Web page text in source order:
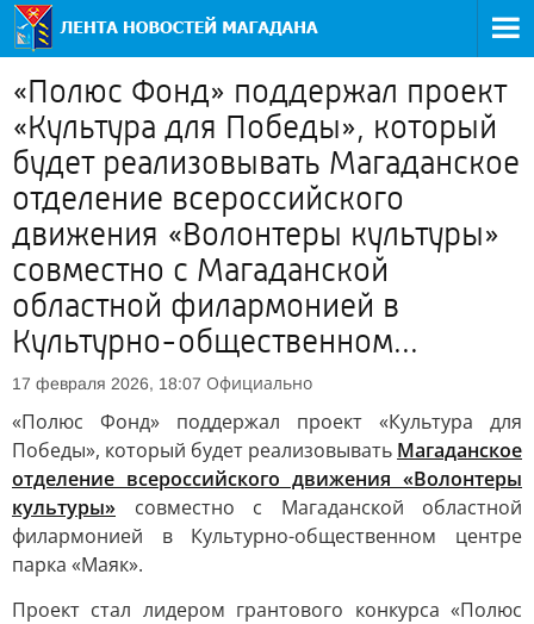
«Полюс Фонд» поддержал проект
«Культура для Победы», который
будет реализовывать Магаданское
отделение всероссийского
движения «Волонтеры культуры»
совместно с Магаданской
областной филармонией в
Культурно-общественном...
17 февраля 2026, 18:07 Официально
«Полюс Фонд» поддержал проект «Культура для
Победы», который будет реализовывать Магаданское
отделение всероссийского движения «Волонтеры
культуры» совместно с Магаданской областной
филармонией в Культурно-общественном центре
парка «Маяк».
Проект стал лидером грантового конкурса «Полюс